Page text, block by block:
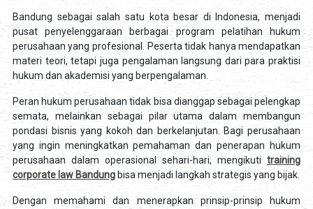
Bandung sebagai salah satu kota besar di Indonesia, menjadi
pusat penyelenggaraan berbagai program pelatihan hukum
perusahaan yang profesional. Peserta tidak hanya mendapatkan
materi teori, tetapi juga pengalaman langsung dari para praktisi
hukum dan akademisi yang berpengalaman.
Peran hukum perusahaan tidak bisa dianggap sebagai pelengkap
semata, melainkan sebagai pilar utama dalam membangun
pondasi bisnis yang kokoh dan berkelanjutan. Bagi perusahaan
yang ingin meningkatkan pemahaman dan penerapan hukum
perusahaan dalam operasional sehari-hari, mengikutitraining
corporate law Bandungbisa menjadi langkah strategis yang bijak.
Dengan memahami dan menerapkan prinsip-prinsip hukum